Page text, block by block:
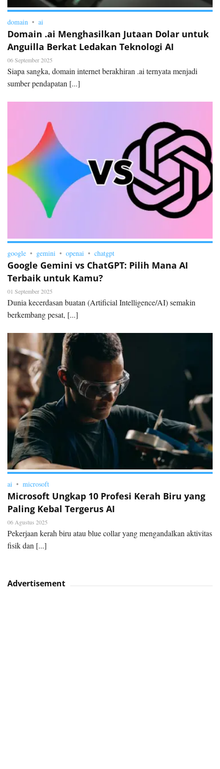
domain ai
Domain .ai Menghasilkan Jutaan Dolar untuk
Anguilla Berkat Ledakan Teknologi AI
06 September 2025
Siapa sangka, domain internet berakhiran .ai ternyata menjadi
sumber pendapatan [...]
google gemini openai chatgpt
Google Gemini vs ChatGPT: Pilih Mana AI
Terbaik untuk Kamu?
01 September 2025
Dunia kecerdasan buatan (Artificial Intelligence/AI) semakin
berkembang pesat, [...]
ai microsoft
Microsoft Ungkap 10 Profesi Kerah Biru yang
Paling Kebal Tergerus AI
06 Agustus 2025
Pekerjaan kerah biru atau blue collar yang mengandalkan aktivitas
fisik dan [...]
Advertisement